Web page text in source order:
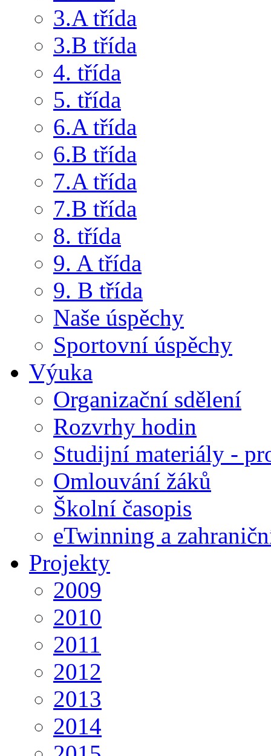
3.A třída
3.B třída
4. třída
5. třída
6.A třída
6.B třída
7.A třída
7.B třída
8. třída
9. A třída
9. B třída
Naše úspěchy
Sportovní úspěchy
Výuka
Organizační sdělení
Rozvrhy hodin
Studijní materiály -
Omlouvání žáků
Školní časopis
eTwinning a
Projekty
2009
2010
2011
2012
2013
2014